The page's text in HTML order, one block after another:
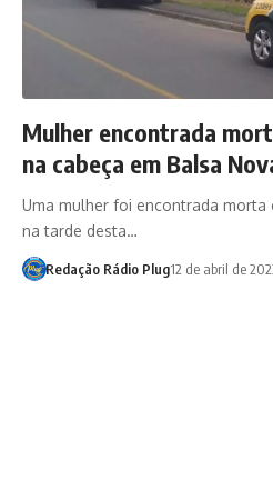
Mulher encontrada
na cabeça em Balsa
Uma mulher foi encontrada morta
na tarde desta…
Redação Rádio Plug12 de abril de